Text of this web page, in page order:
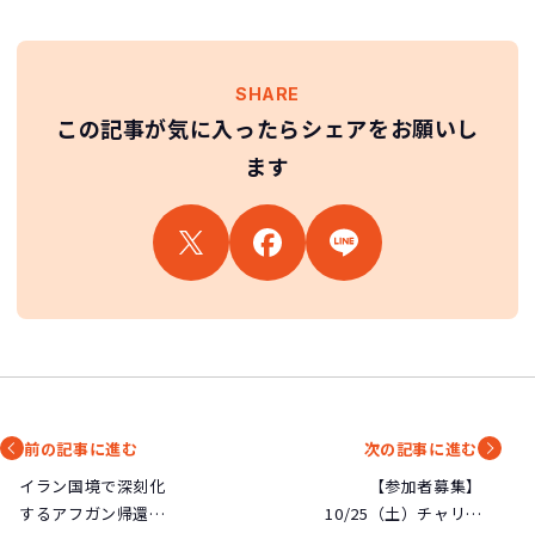
SHARE
この記事が気に入ったらシェアをお願いし
ます
前の記事に進む
イラン国境で深刻化
するアフガン帰還民
次の記事に進む
【参加者募集】
10/25（土）チャリテ